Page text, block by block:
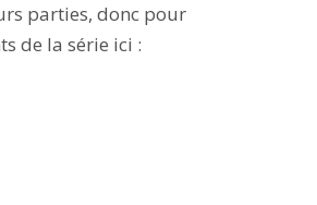
parties, donc pour
de la série ici :